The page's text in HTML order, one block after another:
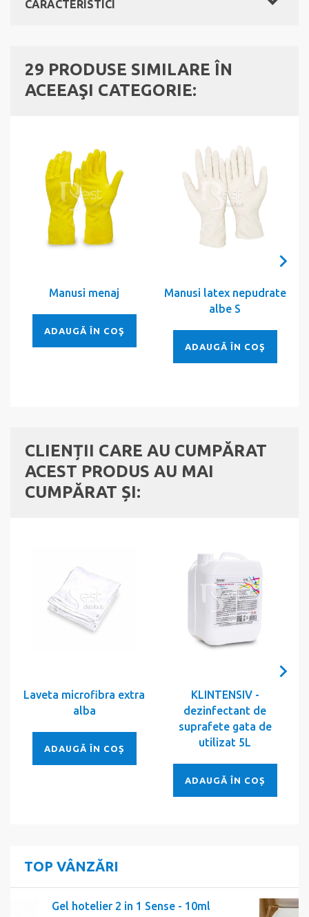
CARACTERISTICI
29 PRODUSE SIMILARE ÎN
ACEEAŞI CATEGORIE:
Manusi menaj
ADAUGĂ ÎN COŞ
Manusi latex nepudrate
albe S
ADAUGĂ ÎN COŞ
CLIENȚII CARE AU CUMPĂRAT
ACEST PRODUS AU MAI
CUMPĂRAT ȘI:
Laveta microfibra extra
alba
ADAUGĂ ÎN COȘ
KLINTENSIV -
dezinfectant de
suprafete gata de
utilizat 5L
ADAUGĂ ÎN COȘ
TOP VÂNZĂRI
Banda igienica Sense